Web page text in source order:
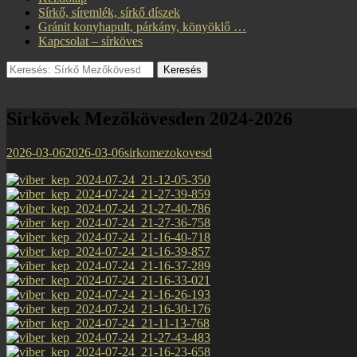
menü
tartalomhoz
Sírkő, síremlék, sírkő díszek
Gránit konyhapult, párkány, könyöklő …
Kapcsolat – sírköves
Search
Keresés:
Sírkövek Mezőkövesden 2024-2026
Közzétéve
2026-03-062026-03-06Szerző
sirkomezokovesd